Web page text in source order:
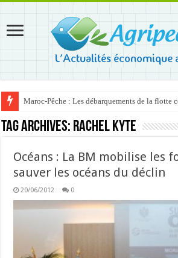
Maroc-Pêche : Les débarquements de la flotte
Tag Archives: Rachel Kyte
Océans : La BM mobilise les
sauver les océans du déclin
20/06/2012 0